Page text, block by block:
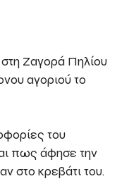
Ζαγορά Πηλίου
αγοριού το
του
πως άφησε την
στο κρεβάτι του.